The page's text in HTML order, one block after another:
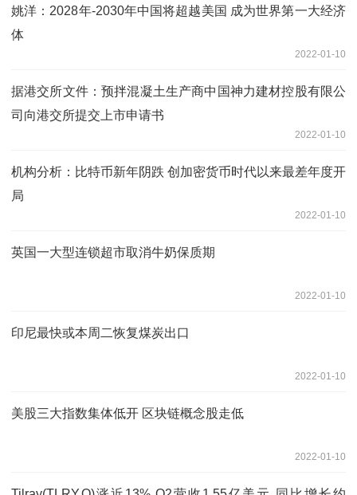
姚洋：2028年-2030年中国将超越美国 成为世界第一大经济
体
2022-01-10
据港交所文件：预拌混凝土生产商中国神力建材控股有限公
司向港交所提交上市申请书
2022-01-10
机构分析：比特币新年阴跌 创加密货币时代以来最差年度开
局
2022-01-10
英国一大型连锁超市取消牛奶保质期
2022-01-10
印尼最快或本周二恢复煤炭出口
2022-01-10
美股三大指数集体低开 区块链概念股走低
2022-01-10